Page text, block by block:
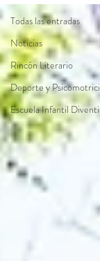
Todas las entradas
Noticias
Rincón Literario
Deporte y
Escuela Infantil